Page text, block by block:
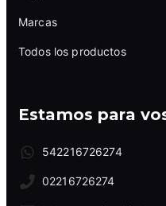
Marcas
Todos los productos
Estamos para
542216726274
02216726274